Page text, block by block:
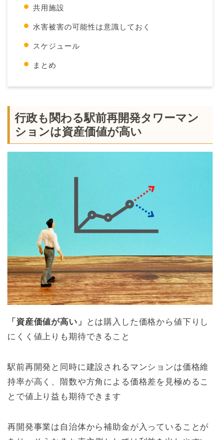
共用施設
水害被害の可能性は意識しておく
スケジュール
まとめ
行政も関わる駅前再開発タワーマン
ションは資産価値が高い
「資産価値が高い」
とは購入した価格から値下りし
にくく値上りも期待できること
駅前再開発と同時に建設されるマンションは価格維
持率が高く、階数や方角による価格差を見極めるこ
とで値上り益も期待できます
再開発事業は自治体から補助金が入っていることが